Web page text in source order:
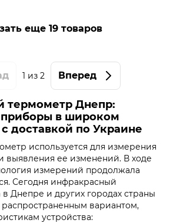
еще 19 товаров
1 из 2 Вперед
термометр Днепр:
в широком
доставкой по Украине
используется для измерения
выявления ее изменений. В ходе
измерений продолжала
Сегодня инфракрасный
в Днепре и других городах страны
распространенным вариантом,
устройства: